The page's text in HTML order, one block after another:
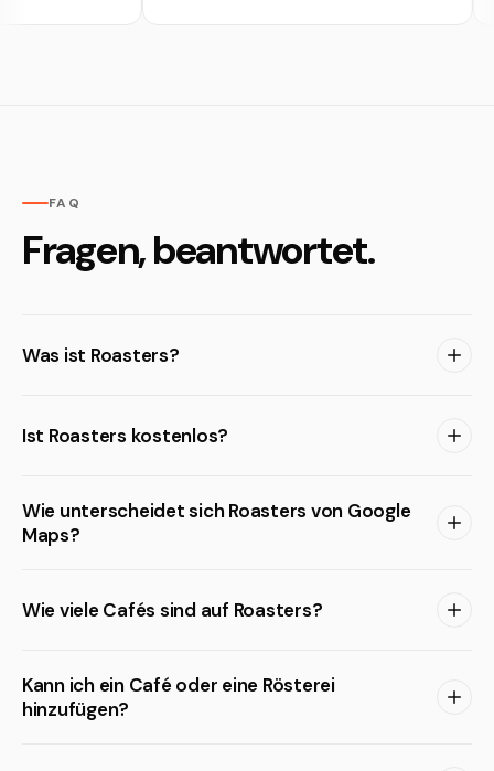
FAQ
Fragen, beantwortet.
Was ist Roasters?
Ist Roasters kostenlos?
Wie unterscheidet sich Roasters von Google
Maps?
Wie viele Cafés sind auf Roasters?
Kann ich ein Café oder eine Rösterei
hinzufügen?